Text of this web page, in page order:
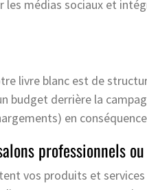
les médias sociaux et
livre blanc est de
budget derrière la
en
professionnels
vos produits et